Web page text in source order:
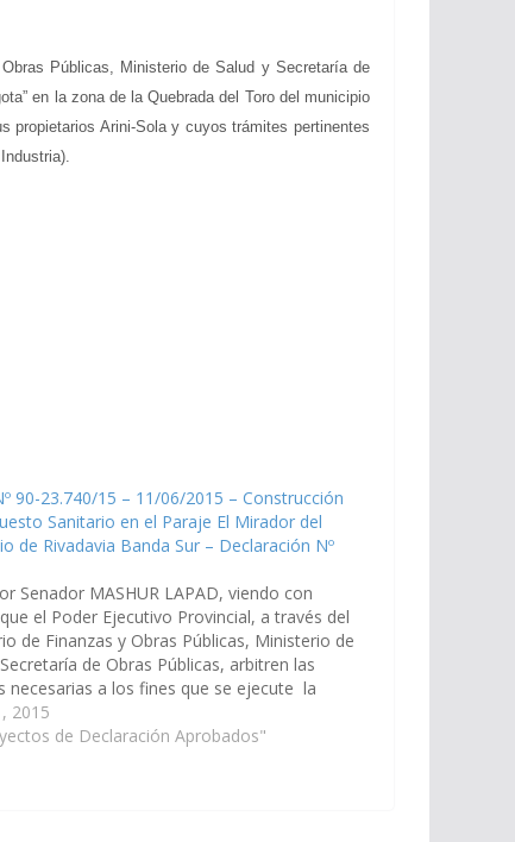
Públicas, Ministerio de Salud y Secretaría de
en la zona de la Quebrada del Toro del municipio
propietarios Arini-Sola y cuyos trámites pertinentes
90-23.740/15 – 11/06/2015 – Construcción
Sanitario en el Paraje El Mirador del
de Rivadavia Banda Sur – Declaración Nº
Senador MASHUR LAPAD, viendo con
el Poder Ejecutivo Provincial, a través del
de Finanzas y Obras Públicas, Ministerio de
de Obras Públicas, arbitren las
necesarias a los fines que se ejecute la
construcción de un Puesto Sanitario en el…
2015
de Declaración Aprobados"